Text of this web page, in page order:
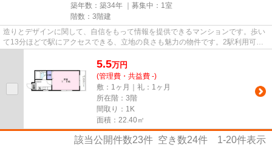
築年数：築34年 ｜募集中： 1室
階数：3階建
造りとデザインに関して、自信をもって情報を提供できるマンションです。歩い
て13分ほどで駅にアクセスできる、立地の良さも魅力の物件です。2駅利用可物
5.5万円
(管理費・共益費 -)
敷：1ヶ月｜礼：1ヶ月
所在階：3階
間取り：1K
面積：22.40㎡
該当公開件数23件 空き数24件 1-20件表示